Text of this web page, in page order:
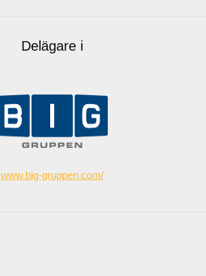
Delägare i
www.big-gruppen.com/